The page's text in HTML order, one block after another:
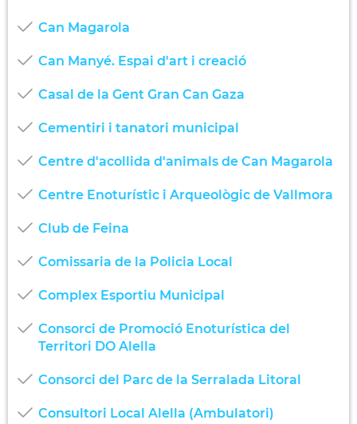
Can Magarola
Can Manyé. Espai d'art i creació
Casal de la Gent Gran Can Gaza
Cementiri i tanatori municipal
Centre d'acollida d'animals de Can Magarola
Centre Enoturístic i Arqueològic de Vallmora
Club de Feina
Comissaria de la Policia Local
Complex Esportiu Municipal
Consorci de Promoció Enoturística del
Territori DO Alella
Consorci del Parc de la Serralada Litoral
Consultori Local Alella (Ambulatori)